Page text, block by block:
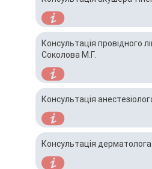
Консультація провідного
Соколова М.Г.
Консультація
Консультація дерматолога